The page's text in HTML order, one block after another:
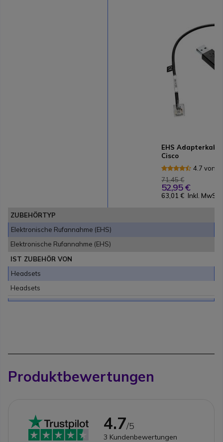
EHS Adapterkabel
Cisco
4.7 von
71,45 €
52,95 €
63,01 € Inkl. MwSt.
ZUBEHÖRTYP
Elektronische Rufannahme (EHS)
Elektronische Rufannahme (EHS)
IST ZUBEHÖR VON
Headsets
Headsets
Produktbewertungen
4.7/5
3 Kundenbewertungen